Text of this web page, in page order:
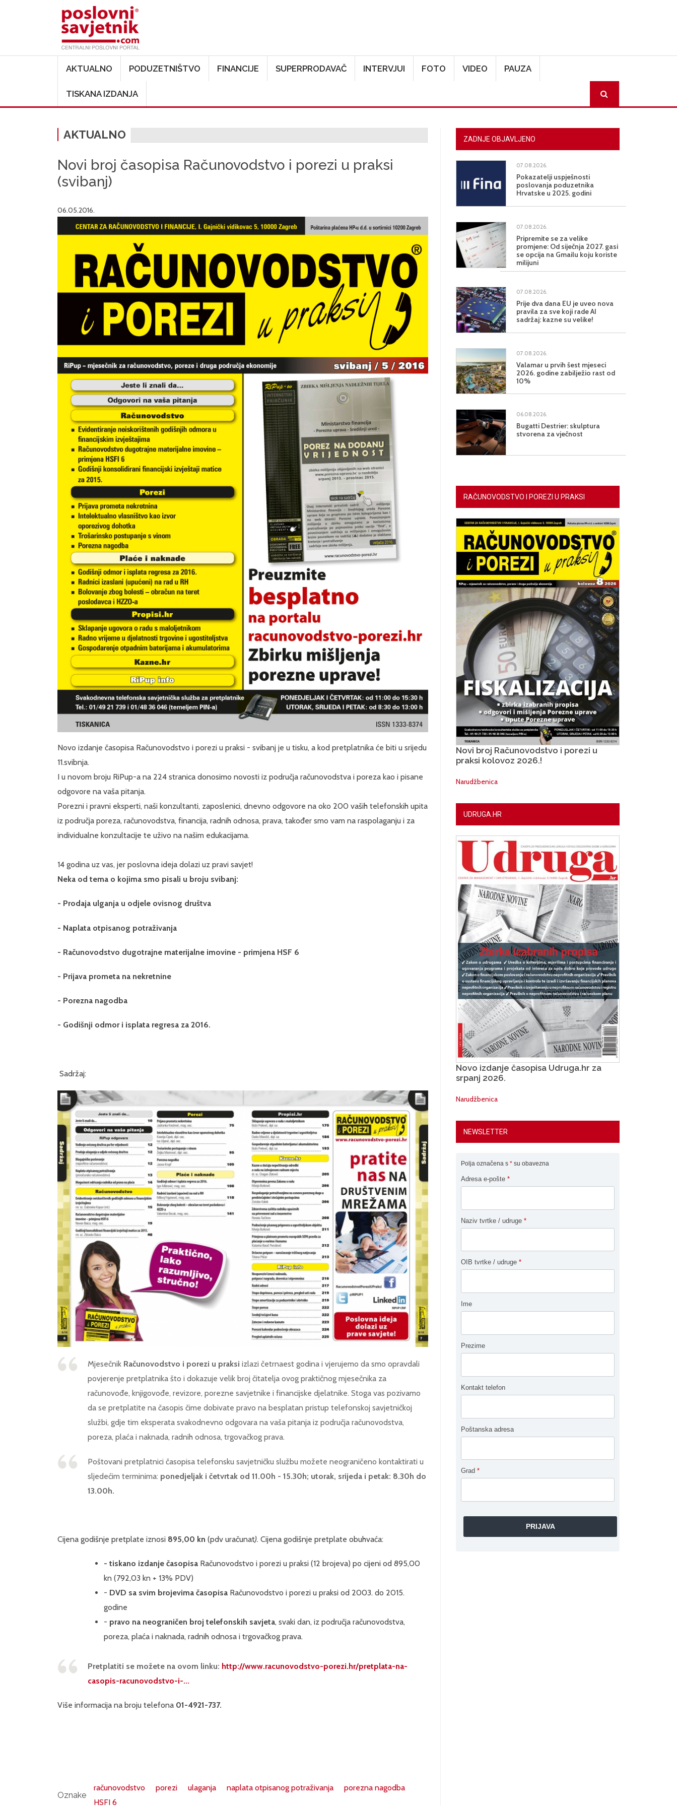
AKTUALNO PODUZETNIŠTVO FINANCIJE SUPERPRODAVAČ INTERVJUI FOTO VIDEO PAUZA
TISKANA IZDANJA
AKTUALNO
Novi broj časopisa Računovodstvo i porezi u praksi
(svibanj)
06.05.2016.
Novo izdanje časopisa Računovodstvo i porezi u praksi - svibanj je u tisku, a kod pretplatnika će biti u srijedu
11.svibnja.
I u novom broju RiPup-a na 224 stranica donosimo novosti iz područja računovodstva i poreza kao i pisane
odgovore na vaša pitanja.
Porezni i pravni eksperti, naši konzultanti, zaposlenici, dnevno odgovore na oko 200 vaših telefonskih upita
iz područja poreza, računovodstva, financija, radnih odnosa, prava, također smo vam na raspolaganju i za
individualne konzultacije te uživo na našim edukacijama.
14 godina uz vas, jer poslovna ideja dolazi uz pravi savjet!
Neka od tema o kojima smo pisali u broju svibanj:
- Prodaja ulganja u odjele ovisnog društva
- Naplata otpisanog potraživanja
- Računovodstvo dugotrajne materijalne imovine - primjena HSF 6
- Prijava prometa na nekretnine
- Porezna nagodba
- Godišnji odmor i isplata regresa za 2016.
Sadržaj:
Mjesečnik Računovodstvo i porezi u praksi izlazi četrnaest godina i vjerujemo da smo opravdali
povjerenje pretplatnika što i dokazuje velik broj čitatelja ovog praktičnog mjesečnika za
računovođe, knjigovođe, revizore, porezne savjetnike i financijske djelatnike. Stoga vas pozivamo
da se pretplatite na časopis čime dobivate pravo na besplatan pristup telefonskoj savjetničkoj
službi, gdje tim eksperata svakodnevno odgovara na vaša pitanja iz područja računovodstva,
poreza, plaća i naknada, radnih odnosa, trgovačkog prava.
Poštovani pretplatnici časopisa telefonsku savjetničku službu možete neograničeno kontaktirati u
sljedećim terminima: ponedjeljak i četvrtak od 11.00h - 15.30h; utorak, srijeda i petak: 8.30h do
13.00h.
Cijena godišnje pretplate iznosi 895,00 kn (pdv uračunat). Cijena godišnje pretplate obuhvaća:
- tiskano izdanje časopisa Računovodstvo i porezi u praksi (12 brojeva) po cijeni od 895,00
kn (792,03 kn + 13% PDV)
- DVD sa svim brojevima časopisa Računovodstvo i porezi u praksi od 2003. do 2015.
godine
- pravo na neograničen broj telefonskih savjeta, svaki dan, iz područja računovodstva,
poreza, plaća i naknada, radnih odnosa i trgovačkog prava.
Pretplatiti se možete na ovom linku: http://www.racunovodstvo-porezi.hr/pretplata-na-
casopis-racunovodstvo-i-...
Više informacija na broju telefona 01-4921-737.
Oznake
računovodstvo porezi ulaganja naplata otpisanog potraživanja
porezna nagodba
HSFI 6
ZADNJE OBJAVLJENO
07.08.2026.
Pokazatelji uspješnosti
poslovanja poduzetnika
Hrvatske u 2025. godini
07.08.2026.
Pripremite se za velike
promjene: Od siječnja 2027. gasi
se opcija na Gmailu koju koriste
milijuni
07.08.2026.
Prije dva dana EU je uveo nova
pravila za sve koji rade AI
sadržaj: kazne su velike!
07.08.2026.
Valamar u prvih šest mjeseci
2026. godine zabilježio rast od
10%
06.08.2026.
Bugatti Destrier: skulptura
stvorena za vječnost
RAČUNOVODSTVO I POREZI U PRAKSI
Novi broj Računovodstvo i porezi u
praksi kolovoz 2026.!
Narudžbenica
UDRUGA.HR
Novo izdanje časopisa Udruga.hr za
srpanj 2026.
Narudžbenica
NEWSLETTER
Polja označena s * su obavezna
Adresa e-pošte *
Naziv tvrtke / udruge *
OIB tvrtke / udruge *
Ime
Prezime
Kontakt telefon
Poštanska adresa
Grad *